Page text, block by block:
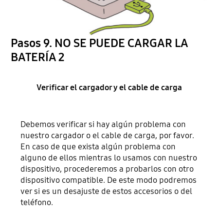
Pasos 9. NO SE PUEDE CARGAR LA
BATERÍA 2
Verificar el cargador y el cable de carga
Debemos verificar si hay algún problema con
nuestro cargador o el cable de carga, por favor.
En caso de que exista algún problema con
alguno de ellos mientras lo usamos con nuestro
dispositivo, procederemos a probarlos con otro
dispositivo compatible. De este modo podremos
ver si es un desajuste de estos accesorios o del
teléfono.